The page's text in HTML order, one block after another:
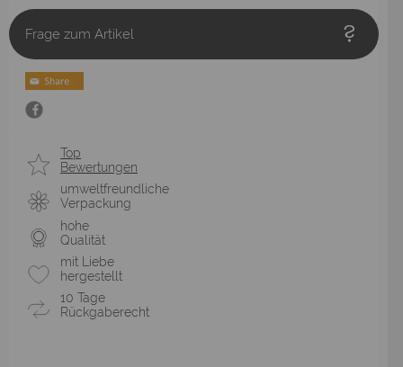
Frage zum Artikel
Top
Bewertungen
umweltfreundliche
Verpackung
hohe
Qualität
mit Liebe
hergestellt
10 Tage
Rückgaberecht